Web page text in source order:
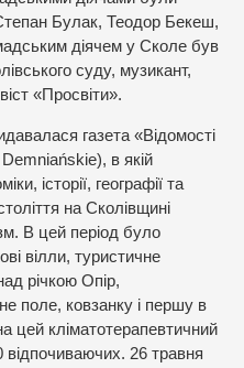
Булак, Теодор Бекеш,
діячем у Сколе був
суду, музикант,
«Просвіти».
газета «Відомості
в якій
історії, географії та
на Сколівщині
В цей період було
вілли, туристичне
річкою Опір,
поле, ковзанку і першу в
цей кліматотерапевтичний
відпочиваючих. 26 травня